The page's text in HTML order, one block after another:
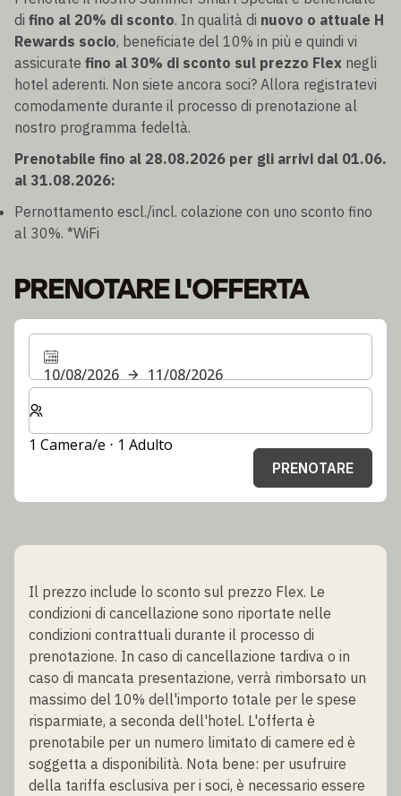
di fino al 20% di sconto. In qualità di nuovo o attuale H
Rewards socio, beneficiate del 10% in più e quindi vi
assicurate fino al 30% di sconto sul prezzo Flex negli
hotel aderenti. Non siete ancora soci? Allora registratevi
comodamente durante il processo di prenotazione al
nostro programma fedeltà.
Prenotabile fino al 28.08.2026 per gli arrivi dal 01.06.
al 31.08.2026:
Pernottamento escl./incl. colazione con uno sconto fino
al 30%. *WiFi
PRENOTARE L'OFFERTA
10/08/2026
11/08/2026
Selezionare il numero di camere e di ospiti per il
1 Camera/e ⋅ 1 Adulto
PRENOTARE
Il prezzo include lo sconto sul prezzo Flex. Le
condizioni di cancellazione sono riportate nelle
condizioni contrattuali durante il processo di
prenotazione. In caso di cancellazione tardiva o in
caso di mancata presentazione, verrà rimborsato un
massimo del 10% dell'importo totale per le spese
risparmiate, a seconda dell'hotel. L'offerta è
prenotabile per un numero limitato di camere ed è
soggetta a disponibilità. Nota bene: per usufruire
della tariffa esclusiva per i soci, è necessario essere